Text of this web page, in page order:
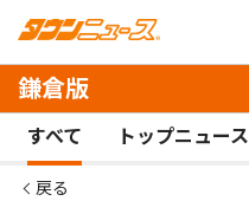
鎌倉版
すべて トップニュース
戻る